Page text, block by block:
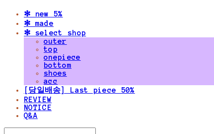
✻ new 5%
✻ made
✻ select shop
outer
top
onepiece
bottom
shoes
acc
[당일배송] Last piece 50%
REVIEW
NOTICE
Q&A